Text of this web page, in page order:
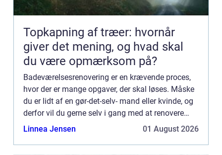
Topkapning af træer: hvornår
giver det mening, og hvad skal
du være opmærksom på?
Badeværelsesrenovering er en krævende proces,
hvor der er mange opgaver, der skal løses. Måske
du er lidt af en gør-det-selv- mand eller kvinde, og
derfor vil du gerne selv i gang med at renovere
nogle af tingene ude på badeværelset. Hvis du
Linnea Jensen 01 August 2026